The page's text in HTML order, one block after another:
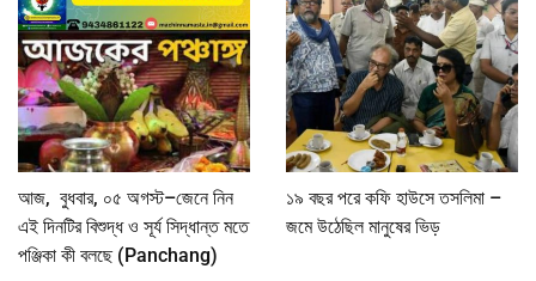
আজ, বুধবার, ০৫ অগস্ট–জেনে নিন
এই দিনটির বিশুদ্ধ ও সূর্য সিদ্ধান্ত মতে
পঞ্জিকা কী বলছে (Panchang)
১৯ বছর পরে কফি হাউসে তসলিমা –
জমে উঠেছিল মানুষের ভিড়